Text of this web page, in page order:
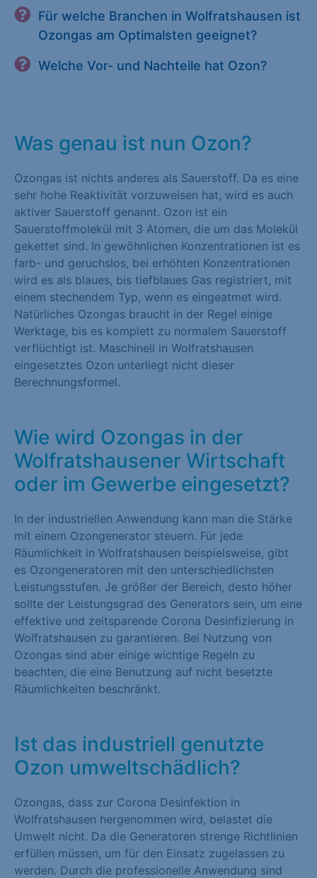
Für welche Branchen in Wolfratshausen ist
Ozongas am Optimalsten geeignet?
Welche Vor- und Nachteile hat Ozon?
Was genau ist nun Ozon?
Ozongas ist nichts anderes als Sauerstoff. Da es eine
sehr hohe Reaktivität vorzuweisen hat, wird es auch
aktiver Sauerstoff genannt. Ozon ist ein
Sauerstoffmolekül mit 3 Atomen, die um das Molekül
gekettet sind. In gewöhnlichen Konzentrationen ist es
farb- und geruchslos, bei erhöhten Konzentrationen
wird es als blaues, bis tiefblaues Gas registriert, mit
einem stechendem Typ, wenn es eingeatmet wird.
Natürliches Ozongas braucht in der Regel einige
Werktage, bis es komplett zu normalem Sauerstoff
verflüchtigt ist. Maschinell in Wolfratshausen
eingesetztes Ozon unterliegt nicht dieser
Berechnungsformel.
Wie wird Ozongas in der
Wolfratshausener Wirtschaft
oder im Gewerbe eingesetzt?
In der industriellen Anwendung kann man die Stärke
mit einem Ozongenerator steuern. Für jede
Räumlichkeit in Wolfratshausen beispielsweise, gibt
es Ozongeneratoren mit den unterschiedlichsten
Leistungsstufen. Je größer der Bereich, desto höher
sollte der Leistungsgrad des Generators sein, um eine
effektive und zeitsparende Corona Desinfizierung in
Wolfratshausen zu garantieren. Bei Nutzung von
Ozongas sind aber einige wichtige Regeln zu
beachten, die eine Benutzung auf nicht besetzte
Räumlichkeiten beschränkt.
Ist das industriell genutzte
Ozon umweltschädlich?
Ozongas, dass zur Corona Desinfektion in
Wolfratshausen hergenommen wird, belastet die
Umwelt nicht. Da die Generatoren strenge Richtlinien
erfüllen müssen, um für den Einsatz zugelassen zu
werden. Durch die professionelle Anwendung sind